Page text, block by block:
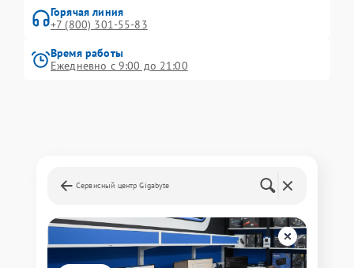
Горячая линия
+7 (800) 301-55-83
Время работы
Ежедневно с 9:00 до 21:00
Сервисный центр Gigabyte